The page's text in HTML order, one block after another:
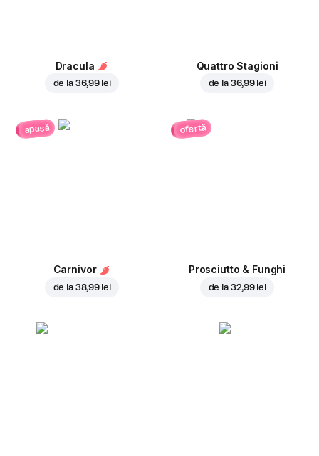
Dracula
de la 36,99 lei
Quattro Stagioni
de la 36,99 lei
apasă
Carnivor
de la 38,99 lei
ofertă
Prosciutto & Funghi
de la 32,99 lei